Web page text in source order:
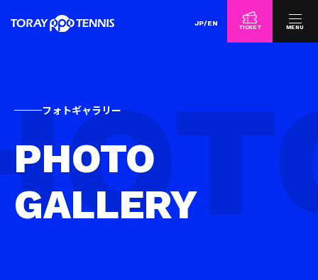
JP/EN
TICKET MENU
フォトギャラリー
PHOTO
GALLERY